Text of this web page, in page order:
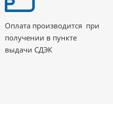
Оплата производится при
получении в пункте
выдачи СДЭК